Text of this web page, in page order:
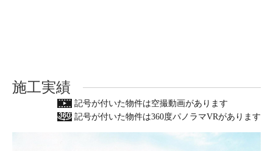
施工実績
記号が付いた物件は空撮動画があります
記号が付いた物件は360度パノラマVRがあります